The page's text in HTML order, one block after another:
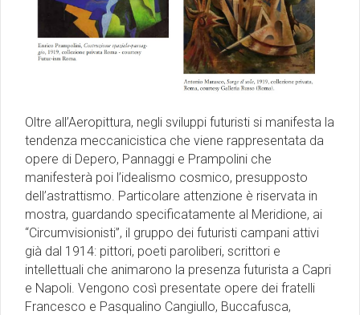
Oltre all’Aeropittura, negli sviluppi futuristi si manifesta la
tendenza meccanicistica che viene rappresentata da
opere di Depero, Pannaggi e Prampolini che
manifesterà poi l’idealismo cosmico, presupposto
dell’astrattismo. Particolare attenzione è riservata in
mostra, guardando specificatamente al Meridione, ai
“Circumvisionisti”, il gruppo dei futuristi campani attivi
già dal 1914: pittori, poeti paroliberi, scrittori e
intellettuali che animarono la presenza futurista a Capri
e Napoli. Vengono così presentate opere dei fratelli
Francesco e Pasqualino Cangiullo, Buccafusca,